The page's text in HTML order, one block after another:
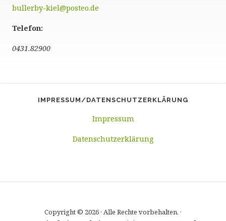
bullerby-kiel@posteo.de
Telefon:
0431.82900
IMPRESSUM/DATENSCHUTZERKLÄRUNG
Impressum
Datenschutzerklärung
Copyright © 2026 · Alle Rechte vorbehalten. ·